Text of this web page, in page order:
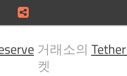
거래소의
켓